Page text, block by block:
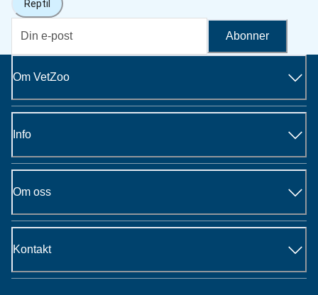
Reptil
Abonner
Om VetZoo
Info
Om oss
Kontakt